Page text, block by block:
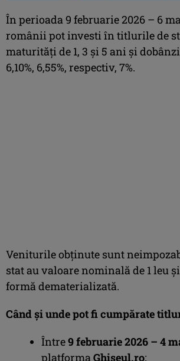
În perioada 9 februarie 2026 – 6
românii pot investi în titlurile de
maturități de 1, 3 și 5 ani și
6,10%, 6,55%, respectiv, 7%.
Veniturile obținute sunt
stat au valoare nominală de 1 leu
formă dematerializată.
Când și unde pot fi cumpărate
Între9 februarie 2026 – 4
platformaGhișeul.ro;